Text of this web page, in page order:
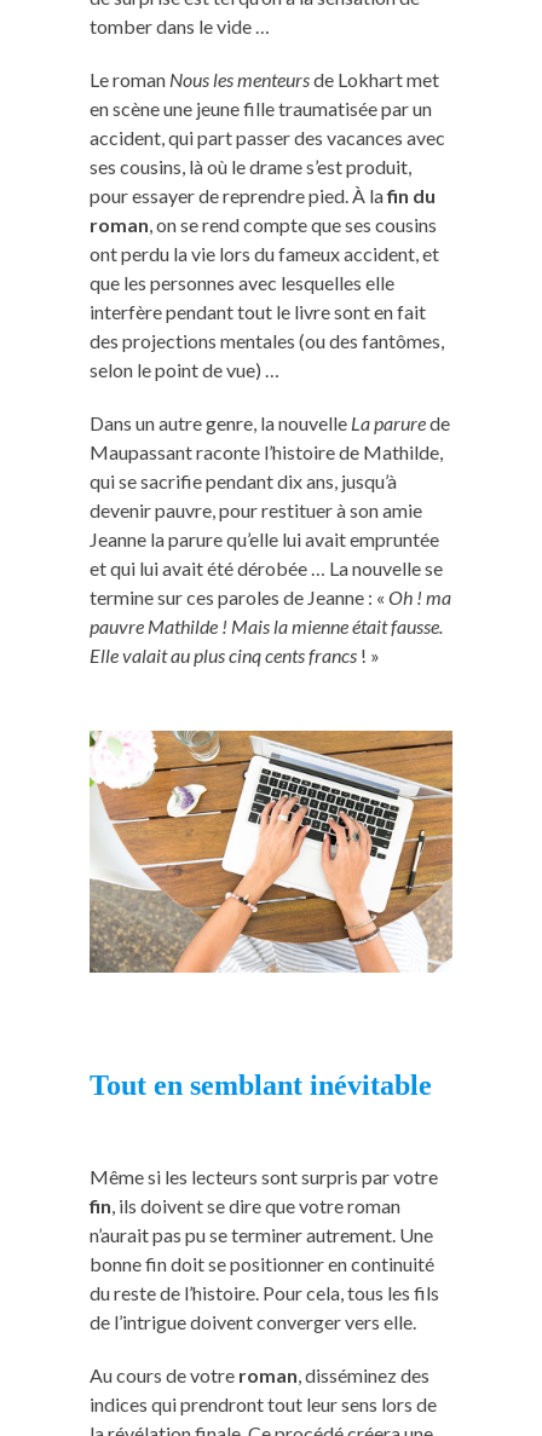
tomber dans le vide …
Le roman Nous les menteursde Lokhart met
en scène une jeune fille traumatisée par un
accident, qui part passer des vacances avec
ses cousins, là où le drame s’est produit,
pour essayer de reprendre pied. À lafin du
roman , on se rend compte que ses cousins
ont perdu la vie lors du fameux accident, et
que les personnes avec lesquelles elle
interfère pendant tout le livre sont en fait
des projections mentales (ou des fantômes,
selon le point de vue) …
Dans un autre genre, la nouvelle La parurede
Maupassant raconte l’histoire de Mathilde,
qui se sacrifie pendant dix ans, jusqu’à
devenir pauvre, pour restituer à son amie
Jeanne la parure qu’elle lui avait empruntée
et qui lui avait été dérobée … La nouvelle se
termine sur ces paroles de Jeanne : « Oh ! ma
pauvre Mathilde ! Mais la mienne était fausse.
Elle valait au plus cinq cents francs ! »
Tout en semblant inévitable
Même si les lecteurs sont surpris par votre
fin , ils doivent se dire que votre roman
n’aurait pas pu se terminer autrement. Une
bonne fin doit se positionner en continuité
du reste de l’histoire. Pour cela, tous les fils
de l’intrigue doivent converger vers elle.
Au cours de votre roman , disséminez des
indices qui prendront tout leur sens lors de